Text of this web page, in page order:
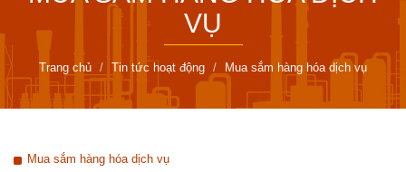
VỤ
Trang chủ Tin tức hoạt động Mua sắm hàng hóa dịch vụ
Mua sắm hàng hóa dịch vụ